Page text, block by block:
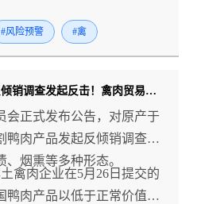
#风险预警 #禽
中国对欧盟输欧鸭肉产品反倾销调查发起反击！禽肉贸易风险升温！
会正式发布公告，对原产于
鸭肉产品发起反倾销调查，
烟熏等多种形态。
禽肉企业在5月26日提交的
鸭肉产品以低于正常价值向